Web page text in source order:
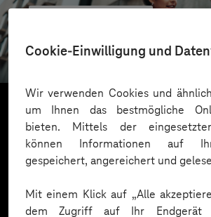
Cookie-Einwilligung und
Wir verwenden Cookies und
um Ihnen das bestmögliche
bieten. Mittels der
können Informationen auf
gespeichert, angereichert und
Mit einem Klick auf „Alle
dem Zugriff auf Ihr
Erfolgreiche Transformation durch
Change-Begleitung
Mehr laden